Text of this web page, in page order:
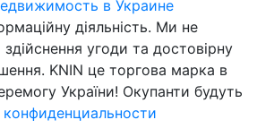
діяльність. Ми не
угоди та достовірну
KNIN це торгова марка в
України! Окупанти будуть